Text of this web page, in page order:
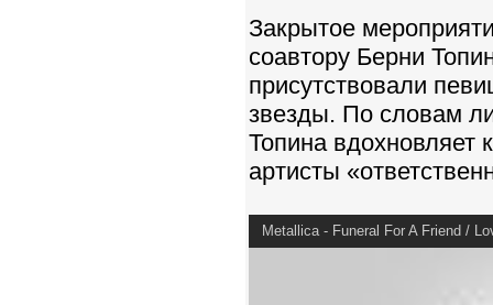
Закрытое
соавтору Берни
присутствовали
звезды. По словам
Топина вдохновляет
артисты
Metallica - Funeral For A Friend /